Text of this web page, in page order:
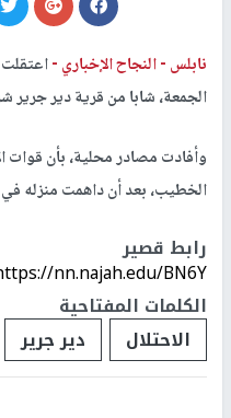
نابلس -النجاح الإخباري -اعتقلت
الجمعة، شابا من قرية دير جرير
وأفادت مصادر محلية، بأن
الخطيب، بعد أن داهمت منزله
رابط قصير
nn.najah.edu/BN6Y/
الكلمات المفتاحية
الاحتلال
دير جرير